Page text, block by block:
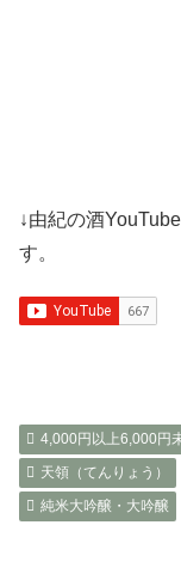
↓由紀の酒
す。
4,000円以上6,000円
天領（てんりょう）
純米大吟醸・大吟醸